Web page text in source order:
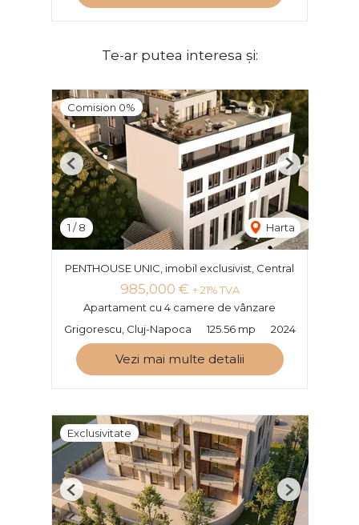
Te-ar putea interesa și:
Comision 0%
1 /8 Harta
Previous Next
PENTHOUSE UNIC, imobil exclusivist, Central
985,000 € + 21% TVA
Apartament cu 4 camere de vânzare
Grigorescu, Cluj-Napoca
125.56 mp 2024
Vezi mai multe detalii
Exclusivitate
Previous Next